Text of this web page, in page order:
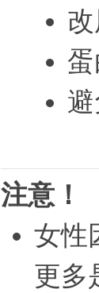
注意！
女性
更多